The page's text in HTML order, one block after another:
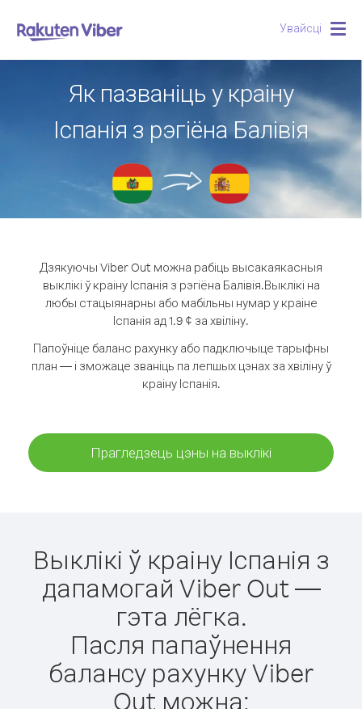
Увайсці
Як пазваніць у краіну
Іспанія з рэгіёна Балівія
Дзякуючы Viber Out можна рабіць высакаякасныя
выклікі ў краіну Іспанія з рэгіёна Балівія.Выклікі на
любы стацыянарны або мабільны нумар у краіне
Іспанія ад 1.9 ¢ за хвіліну.
Папоўніце баланс рахунку або падключыце тарыфны
план — і зможаце званіць па лепшых цэнах за хвіліну ў
краіну Іспанія.
Прагледзець цэны на выклікі
Выклікі ў краіну Іспанія з
дапамогай Viber Out —
гэта лёгка.
Пасля папаўнення
балансу рахунку Viber
Out можна: